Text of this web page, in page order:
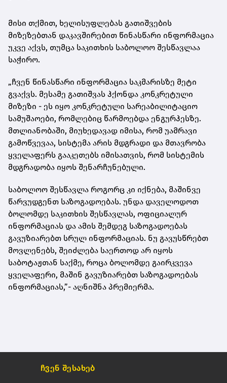
მისი თქმით, ხელისუფლებას გათიშვების
მიზეზებთან დაკავშირებით წინასწარი ინფორმაცია
უკვე აქვს, თუმცა საკითხის საბოლოო შესწავლაა
საჭირო.
„ჩვენ წინასწარი ინფორმაცია საკმარისზე მეტი
გვაქვს. მესამე გათიშვას ჰქონდა კონკრეტული
მიზეზი - ეს იყო კონკრეტული სარეაბილიტაციო
სამუშაოები, რომლებიც წარმოებდა ენგურჰესზე.
მთლიანობაში, მიუხედავად იმისა, რომ უამრავი
გამოწვევაა, სისტემა არის მდგრადი და მთავრობა
ყველაფერს გააკეთებს იმისათვის, რომ სისტემის
მდგრადობა იყოს შენარჩუნებული.
საბოლოო შესწავლა როგორც კი იქნება, მაშინვე
წარვუდგენთ საზოგადოებას. უნდა დაველოდოთ
ბოლომდე საკითხის შესწავლას, ოფიციალურ
ინფორმაციას და ამის შემდეგ საზოგადოებას
გავუზიარებთ სრულ ინფორმაციას. ნუ გავუსწრებთ
მოვლენებს, შეიძლება საერთოდ არ იყოს
საბოტაჟთან საქმე, როცა ბოლომდე გაირკვევა
ყველაფერი, მაშინ გავუზიარებთ საზოგადოებას
ინფორმაციას,”- აღნიშნა პრემიერმა.
ჩვენ შესახებ